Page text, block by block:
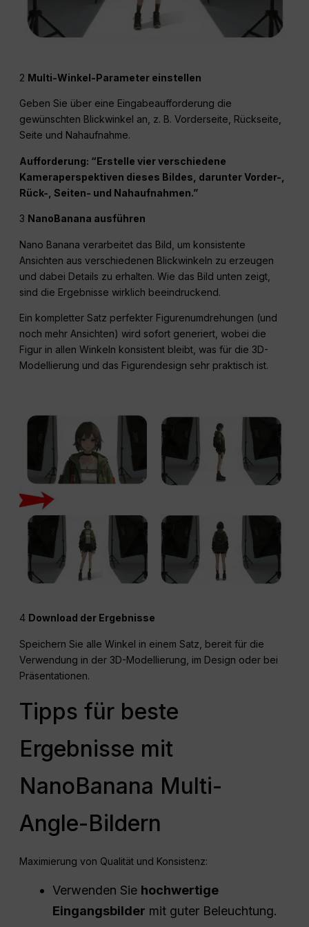
2 Multi-Winkel-Parameter einstellen
Geben Sie über eine Eingabeaufforderung die
gewünschten Blickwinkel an, z. B. Vorderseite, Rückseite,
Seite und Nahaufnahme.
Aufforderung: “Erstelle vier verschiedene
Kameraperspektiven dieses Bildes, darunter Vorder-,
Rück-, Seiten- und Nahaufnahmen.”
3 NanoBanana ausführen
Nano Banana verarbeitet das Bild, um konsistente
Ansichten aus verschiedenen Blickwinkeln zu erzeugen
und dabei Details zu erhalten. Wie das Bild unten zeigt,
sind die Ergebnisse wirklich beeindruckend.
Ein kompletter Satz perfekter Figurenumdrehungen (und
noch mehr Ansichten) wird sofort generiert, wobei die
Figur in allen Winkeln konsistent bleibt, was für die 3D-
Modellierung und das Figurendesign sehr praktisch ist.
4 Download der Ergebnisse
Speichern Sie alle Winkel in einem Satz, bereit für die
Verwendung in der 3D-Modellierung, im Design oder bei
Präsentationen.
Tipps für beste
Ergebnisse mit
NanoBanana Multi-
Angle-Bildern
Maximierung von Qualität und Konsistenz:
Verwenden Sie hochwertige
Eingangsbilder mit guter Beleuchtung.